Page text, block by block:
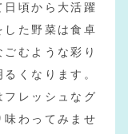
頃から大活躍
した野菜は食卓
むような彩り
くなります。
フレッシュなグ
味わってみませ